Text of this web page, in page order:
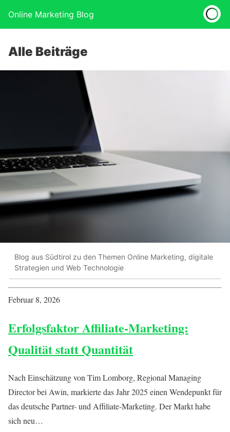
Online Marketing Blog
Alle Beiträge
Blog aus Südtirol zu den Themen Online Marketing, digitale
Strategien und Web Technologie
Februar 8, 2026
Erfolgsfaktor Affiliate-Marketing:
Qualität statt Quantität
Nach Einschätzung von Tim Lomborg, Regional Managing
Director bei Awin, markierte das Jahr 2025 einen Wendepunkt für
das deutsche Partner- und Affiliate-Marketing. Der Markt habe
sich neu…